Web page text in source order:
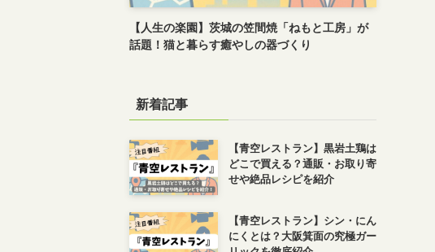
【人生の楽園】茨城の笠間焼「ねもと工房」が
話題！猫と暮らす癒やしの器づくり
新着記事
【青空レストラン】黒岩土鶏は
どこで買える？通販・お取り寄
せや絶品レシピを紹介
【青空レストラン】シン・にん
にくとは？大阪箕面の究極ガー